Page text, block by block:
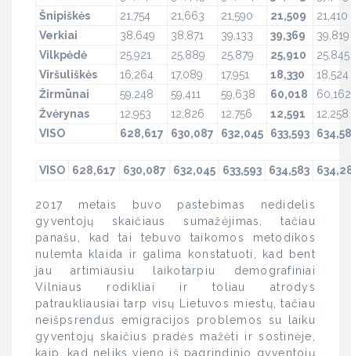
Šnipiškės
21,754 21,663 21,590 21,509
21,410
Verkiai
38,649 38,871 39,133 39,369
39,819
Vilkpėdė
25,921 25,889 25,879 25,910
25,845
Viršuliškės
16,264 17,089 17,951 18,330
18,524
Žirmūnai
59,248 59,411 59,638 60,018
60,162
Žvėrynas
12,953 12,826 12,756 12,591
12,258
VISO
628,617 630,087 632,045 633,593
VISO 628,617 630,087 632,045 633,593 634,583
2017 metais buvo pastebimas nedidelis
gyventojų skaičiaus sumažėjimas, tačiau
panašu, kad tai tebuvo taikomos metodikos
nulemta klaida ir galima konstatuoti, kad bent
jau artimiausiu laikotarpiu demografiniai
Vilniaus rodikliai ir toliau atrodys
patraukliausiai tarp visų Lietuvos miestų, tačiau
neišpsrendus emigracijos problemos su laiku
gyventojų skaičius pradės mažėti ir sostinėje,
kaip, kad neliks vieno iš pagrindinio gyventojų